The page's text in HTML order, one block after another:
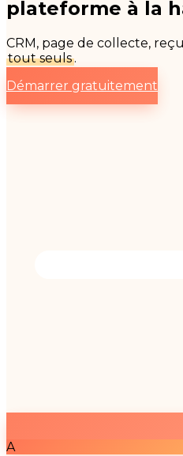
plateforme à la
CRM, page de collecte,
tout seuls.
Démarrer gratuitement
A